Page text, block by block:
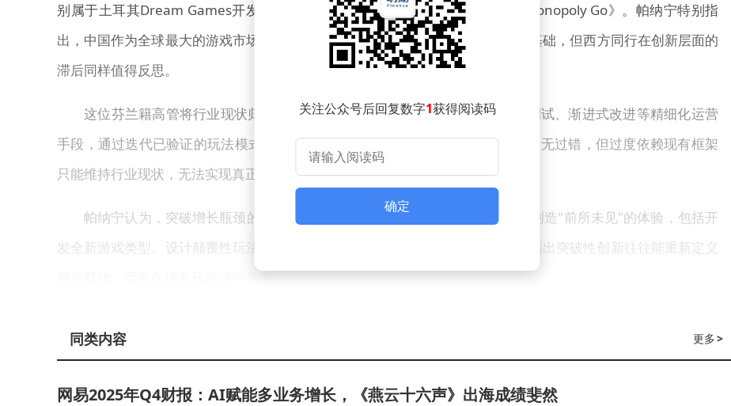
别属于土耳其Dream Games开发的《Royal Match》和美国Scopely推出的《Monopoly Go》。帕纳宁特别指
出，中国作为全球最大的游戏市场，为本土开发者提供了得天独厚的资源与用户基础，但西方同行在创新层面的
滞后同样值得反思。
这位芬兰籍高管将行业现状归结为"优化陷阱"：当前开发者普遍专注于A/B测试、渐进式改进等精细化运营
手段，通过迭代已验证的玩法模式持续挖掘商业价值。他强调："这类工作本身并无过错，但过度依赖现有框架
只能维持行业现状，无法实现真正的市场扩张。"
帕纳宁认为，突破增长瓶颈的关键在于吸引非移动游戏用户。这需要开发者创造"前所未见"的体验，包括开
发全新游戏类型、设计颠覆性玩法机制等。他以任天堂Switch平台的成功为例，指出突破性创新往往能重新定义
用户群体，而非在现有玩家池中竞争。
行业将资源更多投向原创性研发，而非重复开发同类产品："当某个品类出现三款成功作品后，跟进的第三十款
关注公众号后回复数字1获得阅读码
确定
更多>
同类内容
网易2025年Q4财报：AI赋能多业务增长，《燕云十六声》出海成绩斐然